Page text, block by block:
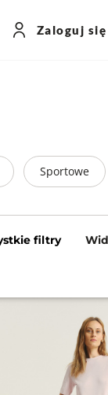
Zaloguj się
Sportowe
filtry